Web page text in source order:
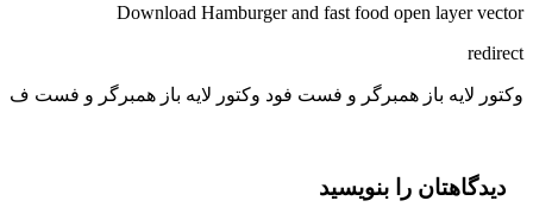
Download Hamburger and fast food open layer vector
redirect
وکتور لایه باز همبرگر و فست فود وکتور لایه باز همبرگر و فست ف
دیدگاهتان را بنویسید